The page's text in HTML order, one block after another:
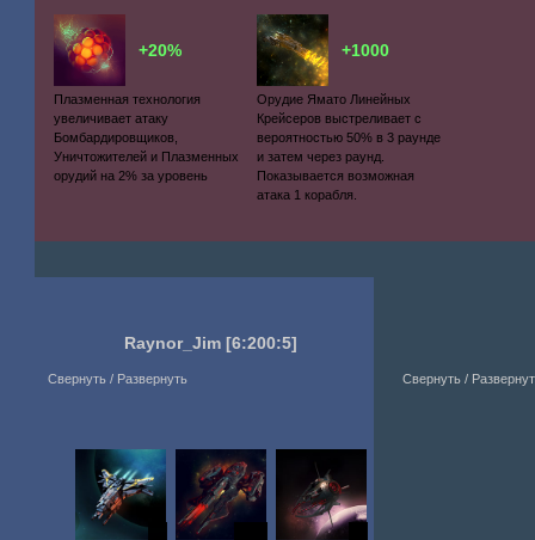
+20%
Плазменная технология
увеличивает атаку
Бомбардировщиков,
Уничтожителей и Плазменных
орудий на 2% за уровень
+1000
Орудие Ямато Линейных
Крейсеров выстреливает с
вероятностью 50% в 3 раунде
и затем через раунд.
Показывается возможная
атака 1 корабля.
Raynor_Jim [6:200:5]
Свернуть / Развернуть Свернуть /